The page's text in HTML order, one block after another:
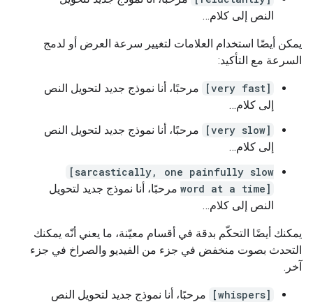
النص إلى كلام…
يمكن أيضًا استخدام العلامات لتغيير سرعة العرض أو لدمج
السرعة مع التأكيد:
[very fast]
مرحبًا، أنا نموذج جديد لتحويل النص
إلى كلام…
[very slow]
مرحبًا، أنا نموذج جديد لتحويل النص
إلى كلام…
[sarcastically, one painfully slow
word at a time] مرحبًا، أنا نموذج جديد لتحويل
النص إلى كلام…
يمكنك أيضًا التحكّم بدقة في أقسام معيّنة، ما يعني أنّه يمكنك
التحدث بصوت منخفض في جزء من الفيديو والصراخ في جزء
آخر.
[whispers]
مرحبًا، أنا نموذج جديد لتحويل النص